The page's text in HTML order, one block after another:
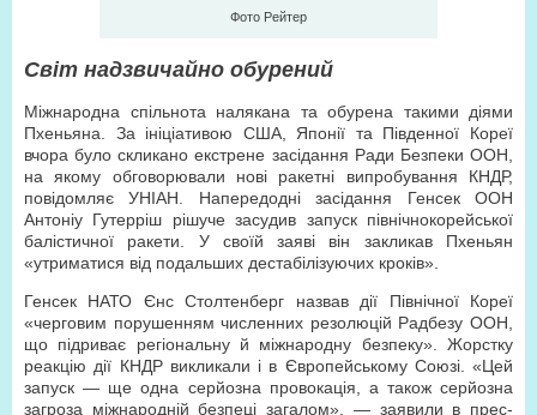
Фото Рейтер
Світ надзвичайно обурений
Міжнародна спільнота налякана та обурена такими діями
Пхеньяна. За ініціативою США, Японії та Південної Кореї
вчора було скликано екстрене засідання Ради Безпеки ООН,
на якому обговорювали нові ракетні випробування КНДР,
повідомляє УНІАН. Напередодні засідання Генсек ООН
Антоніу Гутерріш рішуче засудив запуск північнокорейської
балістичної ракети. У своїй заяві він закликав Пхеньян
«утриматися від подальших дестабілізуючих кроків».
Генсек НАТО Єнс Столтенберг назвав дії Північної Кореї
«черговим порушенням численних резолюцій Радбезу ООН,
що підриває регіональну й міжнародну безпеку». Жорстку
реакцію дії КНДР викликали і в Європейському Союзі. «Цей
запуск — ще одна серйозна провокація, а також серйозна
загроза міжнародній безпеці загалом», — заявили в прес-